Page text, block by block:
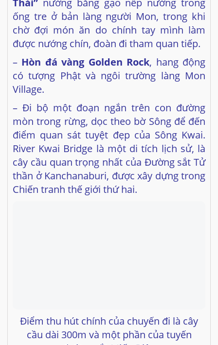
–Hòn đá vàng Golden Rock, hang động
có tượng Phật và ngôi trường làng Mon
Village.
– Đi bộ một đoạn ngắn trên con đường
mòn trong rừng, dọc theo bờ Sông để đến
điểm quan sát tuyệt đẹp của Sông Kwai.
River Kwai Bridge là một di tích lịch sử, là
cây cầu quan trọng nhất của Đường sắt Tử
thần ở Kanchanaburi, được xây dựng trong
Chiến tranh thế giới thứ hai.
– Sau đó quay lại thưởng thức món xôi
nướng do chính tay mình làm.